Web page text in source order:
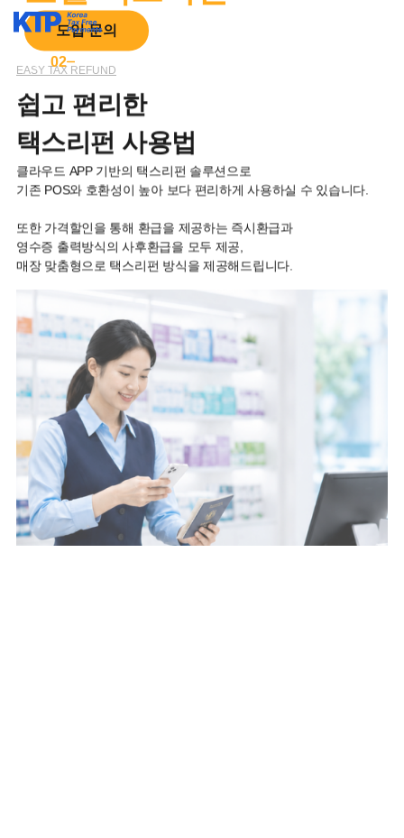
도입 문의
02
EASY TAX REFUND
쉽고 편리한
택스리펀 사용법
클라우드 APP 기반의 택스리펀 솔루션으로
기존 POS와 호환성이 높아 보다 편리하게 사용하실 수 있습니다.
또한 가격할인을 통해 환급을 제공하는 즉시환급과
영수증 출력방식의 사후환급을 모두 제공,
매장 맞춤형으로 택스리펀 방식을 제공해드립니다.